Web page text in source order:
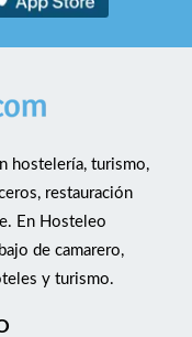
hostelería, turismo,
restauración
En Hosteleo
de camarero,
y turismo.